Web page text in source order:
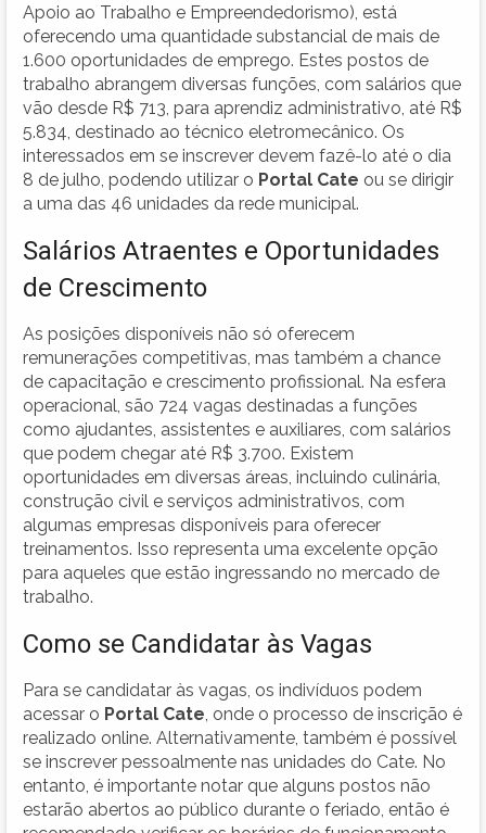
Apoio ao Trabalho e Empreendedorismo), está
oferecendo uma quantidade substancial de mais de
1.600 oportunidades de emprego. Estes postos de
trabalho abrangem diversas funções, com salários que
vão desde R$ 713, para aprendiz administrativo, até R$
5.834, destinado ao técnico eletromecânico. Os
interessados em se inscrever devem fazê-lo até o dia
8 de julho, podendo utilizar o Portal Cate ou se dirigir
a uma das 46 unidades da rede municipal.
Salários Atraentes e Oportunidades
de Crescimento
As posições disponíveis não só oferecem
remunerações competitivas, mas também a chance
de capacitação e crescimento profissional. Na esfera
operacional, são 724 vagas destinadas a funções
como ajudantes, assistentes e auxiliares, com salários
que podem chegar até R$ 3.700. Existem
oportunidades em diversas áreas, incluindo culinária,
construção civil e serviços administrativos, com
algumas empresas disponíveis para oferecer
treinamentos. Isso representa uma excelente opção
para aqueles que estão ingressando no mercado de
trabalho.
Como se Candidatar às Vagas
Para se candidatar às vagas, os indivíduos podem
acessar o Portal Cate , onde o processo de inscrição é
realizado online. Alternativamente, também é possível
se inscrever pessoalmente nas unidades do Cate. No
entanto, é importante notar que alguns postos não
estarão abertos ao público durante o feriado, então é